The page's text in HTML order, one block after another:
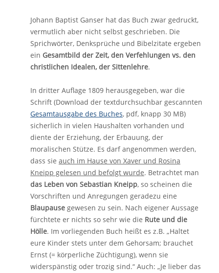
Johann Baptist Ganser hat das Buch zwar gedruckt,
vermutlich aber nicht selbst geschrieben. Die
Sprichwörter, Denksprüche und Bibelzitate ergeben
ein Gesamtbild der Zeit, den Verfehlungen vs. den
christlichen Idealen, der Sittenlehre.
In dritter Auflage 1809 herausgegeben, war die
Schrift (Download der textdurchsuchbar gescannten
Gesamtausgabe des Buches, pdf, knapp 30 MB)
sicherlich in vielen Haushalten vorhanden und
diente der Erziehung, der Erbauung, der
moralischen Stütze. Es darf angenommen werden,
dass sie auch im Hause von Xaver und Rosina
Kneipp gelesen und befolgt wurde. Betrachtet man
das Leben von Sebastian Kneipp, so scheinen die
Vorschriften und Anregungen geradezu eine
Blaupause gewesen zu sein. Nach eigener Aussage
fürchtete er nichts so sehr wie die Rute und die
Hölle. Im vorliegenden Buch heißt es z.B. „Haltet
eure Kinder stets unter dem Gehorsam; brauchet
Ernst (= körperliche Züchtigung), wenn sie
widerspänstig oder trozig sind.“ Auch: „Je lieber das